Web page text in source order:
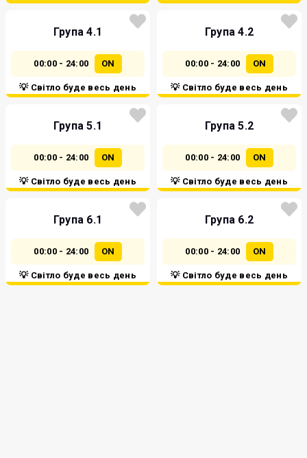
Група 4.1
00:00 - 24:00 ON
💡 Світло буде весь день
Група 4.2
00:00 - 24:00 ON
💡 Світло буде весь день
Група 5.1
00:00 - 24:00 ON
💡 Світло буде весь день
Група 5.2
00:00 - 24:00 ON
💡 Світло буде весь день
Група 6.1
00:00 - 24:00 ON
💡 Світло буде весь день
Група 6.2
00:00 - 24:00 ON
💡 Світло буде весь день